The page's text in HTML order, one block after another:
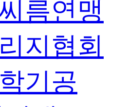
름연맹
지협회
기공